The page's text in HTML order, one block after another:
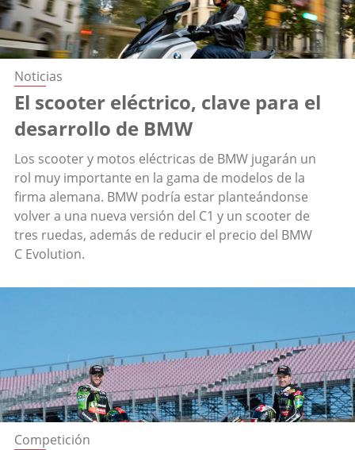
Noticias
El scooter eléctrico, clave para el
desarrollo de BMW
Los scooter y motos eléctricas de BMW jugarán un
rol muy importante en la gama de modelos de la
firma alemana. BMW podría estar planteándonse
volver a una nueva versión del C1 y un scooter de
tres ruedas, además de reducir el precio del BMW
C Evolution.
Competición